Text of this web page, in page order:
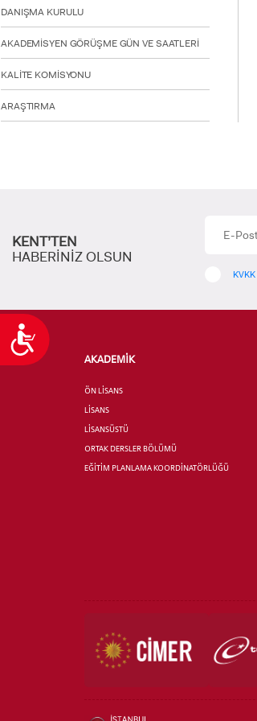
Ulaşılabilirlik
DANIŞMA KURULU
AKADEMİSYEN GÖRÜŞME GÜN VE SAATLERİ
KALİTE KOMİSYONU
ARAŞTIRMA
KENT’TEN
HABERİNİZ OLSUN
KVKK
AKADEMİK
ÖN LİSANS
LİSANS
LİSANSÜSTÜ
ORTAK DERSLER BÖLÜMÜ
EĞİTİM PLANLAMA KOORDİNATÖRLÜĞÜ